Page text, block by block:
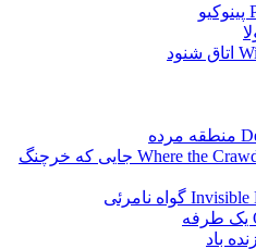
دانلود فیلم Where the Crawdads Sing 2022 جایی که خرچنگ